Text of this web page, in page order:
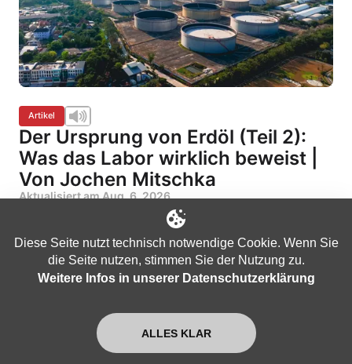
Artikel
Der Ursprung von Erdöl (Teil 2):
Was das Labor wirklich beweist |
Von Jochen Mitschka
Aktualisiert amAug. 6, 2026
Diese Seite nutzt technisch notwendige Cookie. Wenn Sie
die Seite nutzen, stimmen Sie der Nutzung zu.
Weitere Infos in unserer Datenschutzerklärung
ALLES KLAR